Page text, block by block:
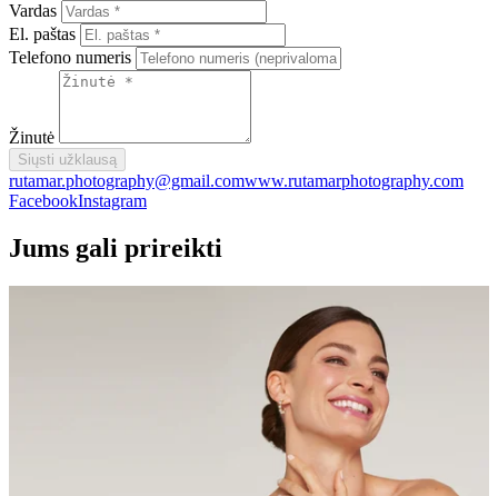
Vardas
El. paštas
Telefono numeris
Žinutė
Siųsti užklausą
rutamar.photography@gmail.comwww.rutamarphotography.com
FacebookInstagram
Jums gali prireikti